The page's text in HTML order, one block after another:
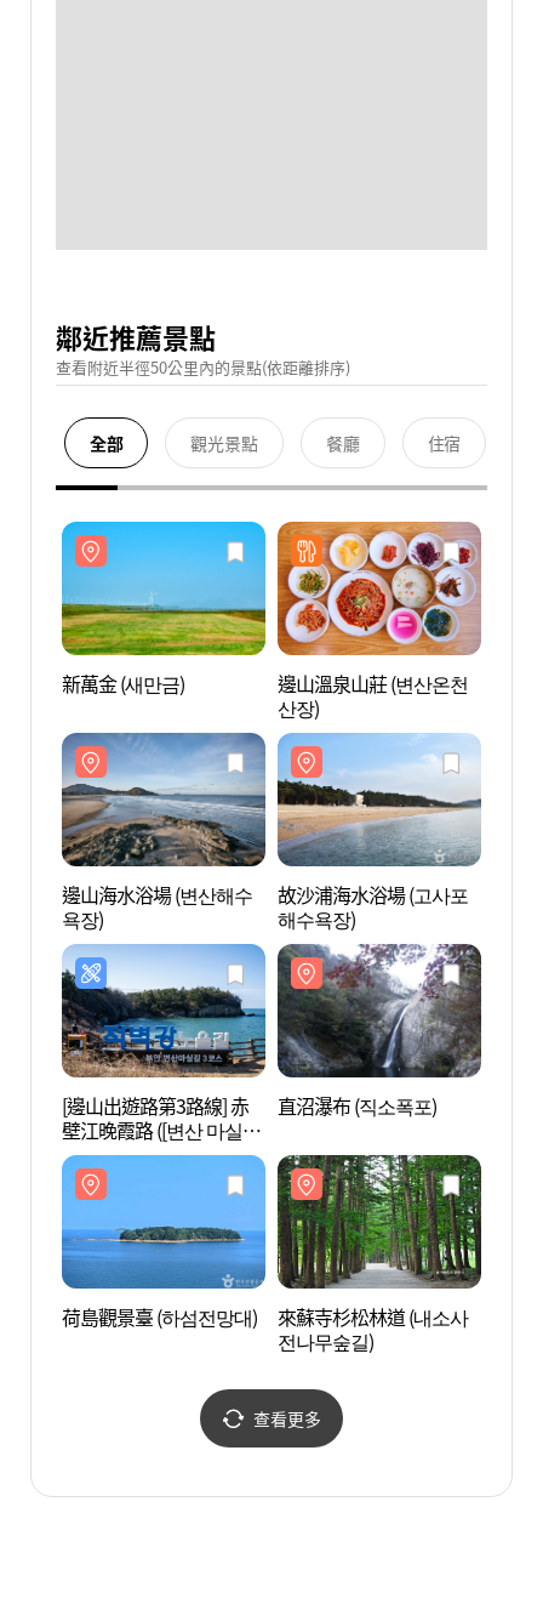
鄰近推薦景點
查看附近半徑50公里內的景點(依距離排序)
全部 觀光景點 餐廳 住宿
新萬金 (새만금)
邊山溫泉山莊 (변산온천
산장)
邊山海水浴場 (변산해수
욕장)
故沙浦海水浴場 (고사포
해수욕장)
[邊山出遊路第3路線] 赤
壁江晚霞路 ([변산 마실길
3코스] 적벽강 노을길)
直沼瀑布 (직소폭포)
荷島觀景臺 (하섬전망대)
來蘇寺杉松林道 (내소사
전나무숲길)
查看更多